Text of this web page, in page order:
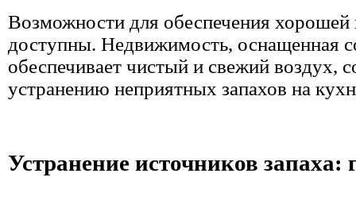
Возможности для обеспечения хорошей
доступны. Недвижимость, оснащенная
обеспечивает чистый и свежий воздух,
устранению неприятных запахов на
Устранение источников